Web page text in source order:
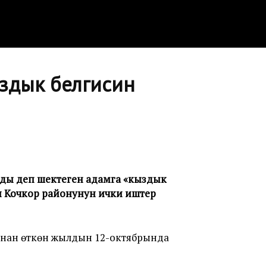
белгисин
деп шектеген адамга «кыздык
Кочкор районунун ички иштер
өткөн жылдын 12-октябрында